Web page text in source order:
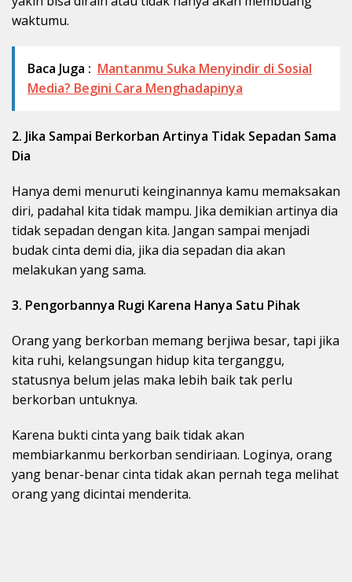
waktumu.
Baca Juga : Mantanmu Suka Menyindir di Sosial
Media? Begini Cara Menghadapinya
2. Jika Sampai Berkorban Artinya Tidak Sepadan Sama
Dia
Hanya demi menuruti keinginannya kamu memaksakan
diri, padahal kita tidak mampu. Jika demikian artinya dia
tidak sepadan dengan kita. Jangan sampai menjadi
budak cinta demi dia, jika dia sepadan dia akan
melakukan yang sama.
3. Pengorbannya Rugi Karena Hanya Satu Pihak
Orang yang berkorban memang berjiwa besar, tapi jika
kita ruhi, kelangsungan hidup kita terganggu,
statusnya belum jelas maka lebih baik tak perlu
berkorban untuknya.
Karena bukti cinta yang baik tidak akan
membiarkanmu berkorban sendiriaan. Loginya, orang
yang benar-benar cinta tidak akan pernah tega melihat
orang yang dicintai menderita.